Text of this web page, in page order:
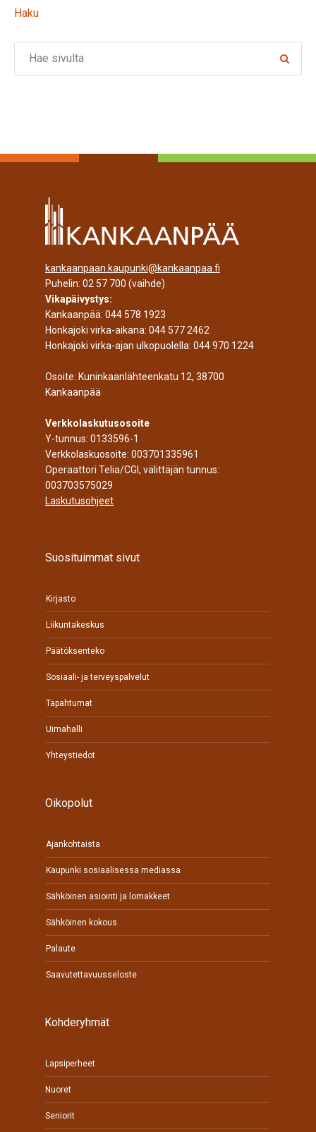
Haku
kankaanpaan.kaupunki@kankaanpaa.fi
Puhelin: 02 57 700 (vaihde)
Vikapäivystys:
Kankaanpää: 044 578 1923
Honkajoki virka-aikana: 044 577 2462
Honkajoki virka-ajan ulkopuolella: 044 970 1224
Osoite: Kuninkaanlähteenkatu 12, 38700
Kankaanpää
Verkkolaskutusosoite
Y-tunnus: 0133596-1
Verkkolaskuosoite: 003701335961
Operaattori Telia/CGI, välittäjän tunnus:
003703575029
Laskutusohjeet
Suosituimmat sivut
Kirjasto
Liikuntakeskus
Päätöksenteko
Sosiaali- ja terveyspalvelut
Tapahtumat
Uimahalli
Yhteystiedot
Oikopolut
Ajankohtaista
Kaupunki sosiaalisessa mediassa
Sähköinen asiointi ja lomakkeet
Sähköinen kokous
Palaute
Saavutettavuusseloste
Kohderyhmät
Lapsiperheet
Nuoret
Seniorit